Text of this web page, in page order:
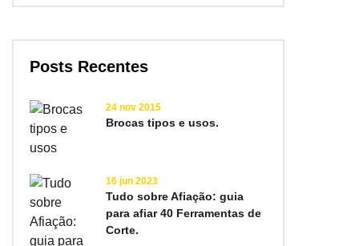
Posts Recentes
24 nov 2015
Brocas tipos e usos.
16 jun 2023
Tudo sobre Afiação: guia
para afiar 40 Ferramentas de
Corte.